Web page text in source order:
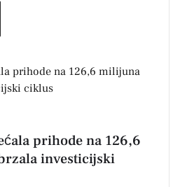
prihode na 126,6
investicijski